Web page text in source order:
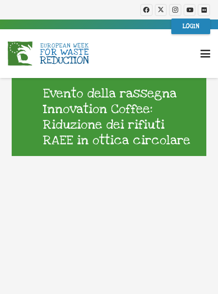
LOGIN
Evento della rassegna
Innovation Coffee:
Riduzione dei rifiuti
RAEE in ottica circolare